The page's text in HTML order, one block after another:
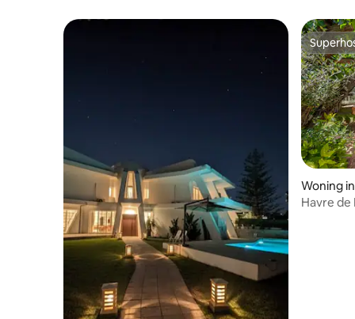
om toegang te krijgen tot het
Woning
Havre de